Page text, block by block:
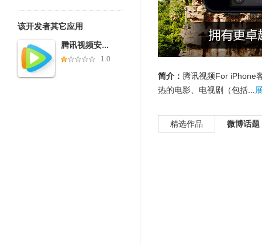
该开发者其它应用
腾讯视频安卓客户端
1.0
简介： 腾讯视频For iPhone
热的电影、电视剧（包括...
精选作品 微博话题